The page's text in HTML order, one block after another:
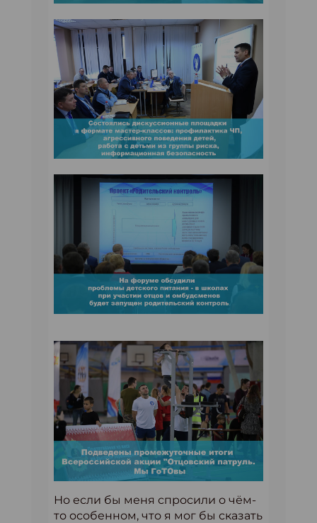
Но если бы меня спросили о чём-
то особенном, что я мог бы сказать